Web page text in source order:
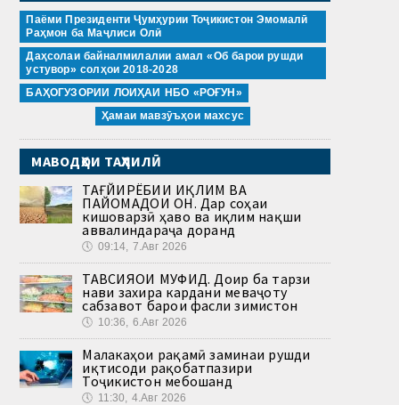
Паёми Президенти Ҷумҳурии Тоҷикистон Эмомалӣ
Раҳмон ба Маҷлиси Олӣ
Даҳсолаи байналмилалии амал «Об барои рушди
устувор» солҳои 2018-2028
БАҲОГУЗОРИИ ЛОИҲАИ НБО «РОҒУН»
Ҳамаи мавзӯъҳои махсус
МАВОДҲОИ ТАҲЛИЛӢ
ТАҒЙИРЁБИИ ИҚЛИМ ВА
ПАЙОМАДҲОИ ОН. Дар соҳаи
кишоварзӣ ҳаво ва иқлим нақши
аввалиндараҷа доранд
🕔 09:14, 7.Авг 2026
ТАВСИЯҲОИ МУФИД. Доир ба тарзи
нави захира кардани меваҷоту
сабзавот барои фасли зимистон
🕔 10:36, 6.Авг 2026
Малакаҳои рақамӣ заминаи рушди
иқтисоди рақобатпазири
Тоҷикистон мебошанд
🕔 11:30, 4.Авг 2026